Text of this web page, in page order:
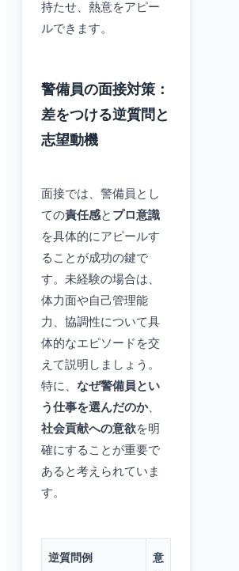
持たせ、熱意をアピー
ルできます。
警備員の面接対策：
差をつける逆質問と
志望動機
面接では、警備員とし
ての責任感と プロ意識
を具体的にアピールす
ることが成功の鍵で
す。未経験の場合は、
体力面や自己管理能
力、協調性について具
体的なエピソードを交
えて説明しましょう。
特に、 なぜ警備員とい
う仕事を選んだのか、
社会貢献への意欲を明
確にすることが重要で
あると考えられていま
す。
逆質問例
意